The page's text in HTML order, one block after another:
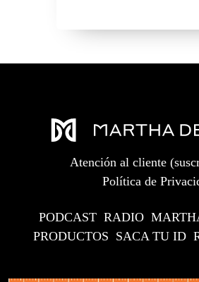
Atención al cliente
Política de
PODCAST RADIO
PRODUCTOS SACA TU ID